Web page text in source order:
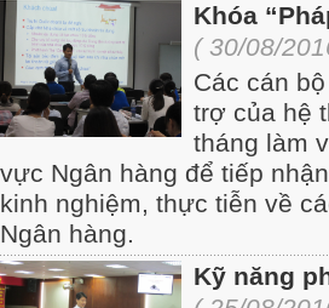
Khóa
( 30/08/
Các cán
trợ của hệ
tháng làm
vực Ngân hàng để tiếp
kinh nghiệm, thực tiễn về
Ngân hàng.
Kỹ năng